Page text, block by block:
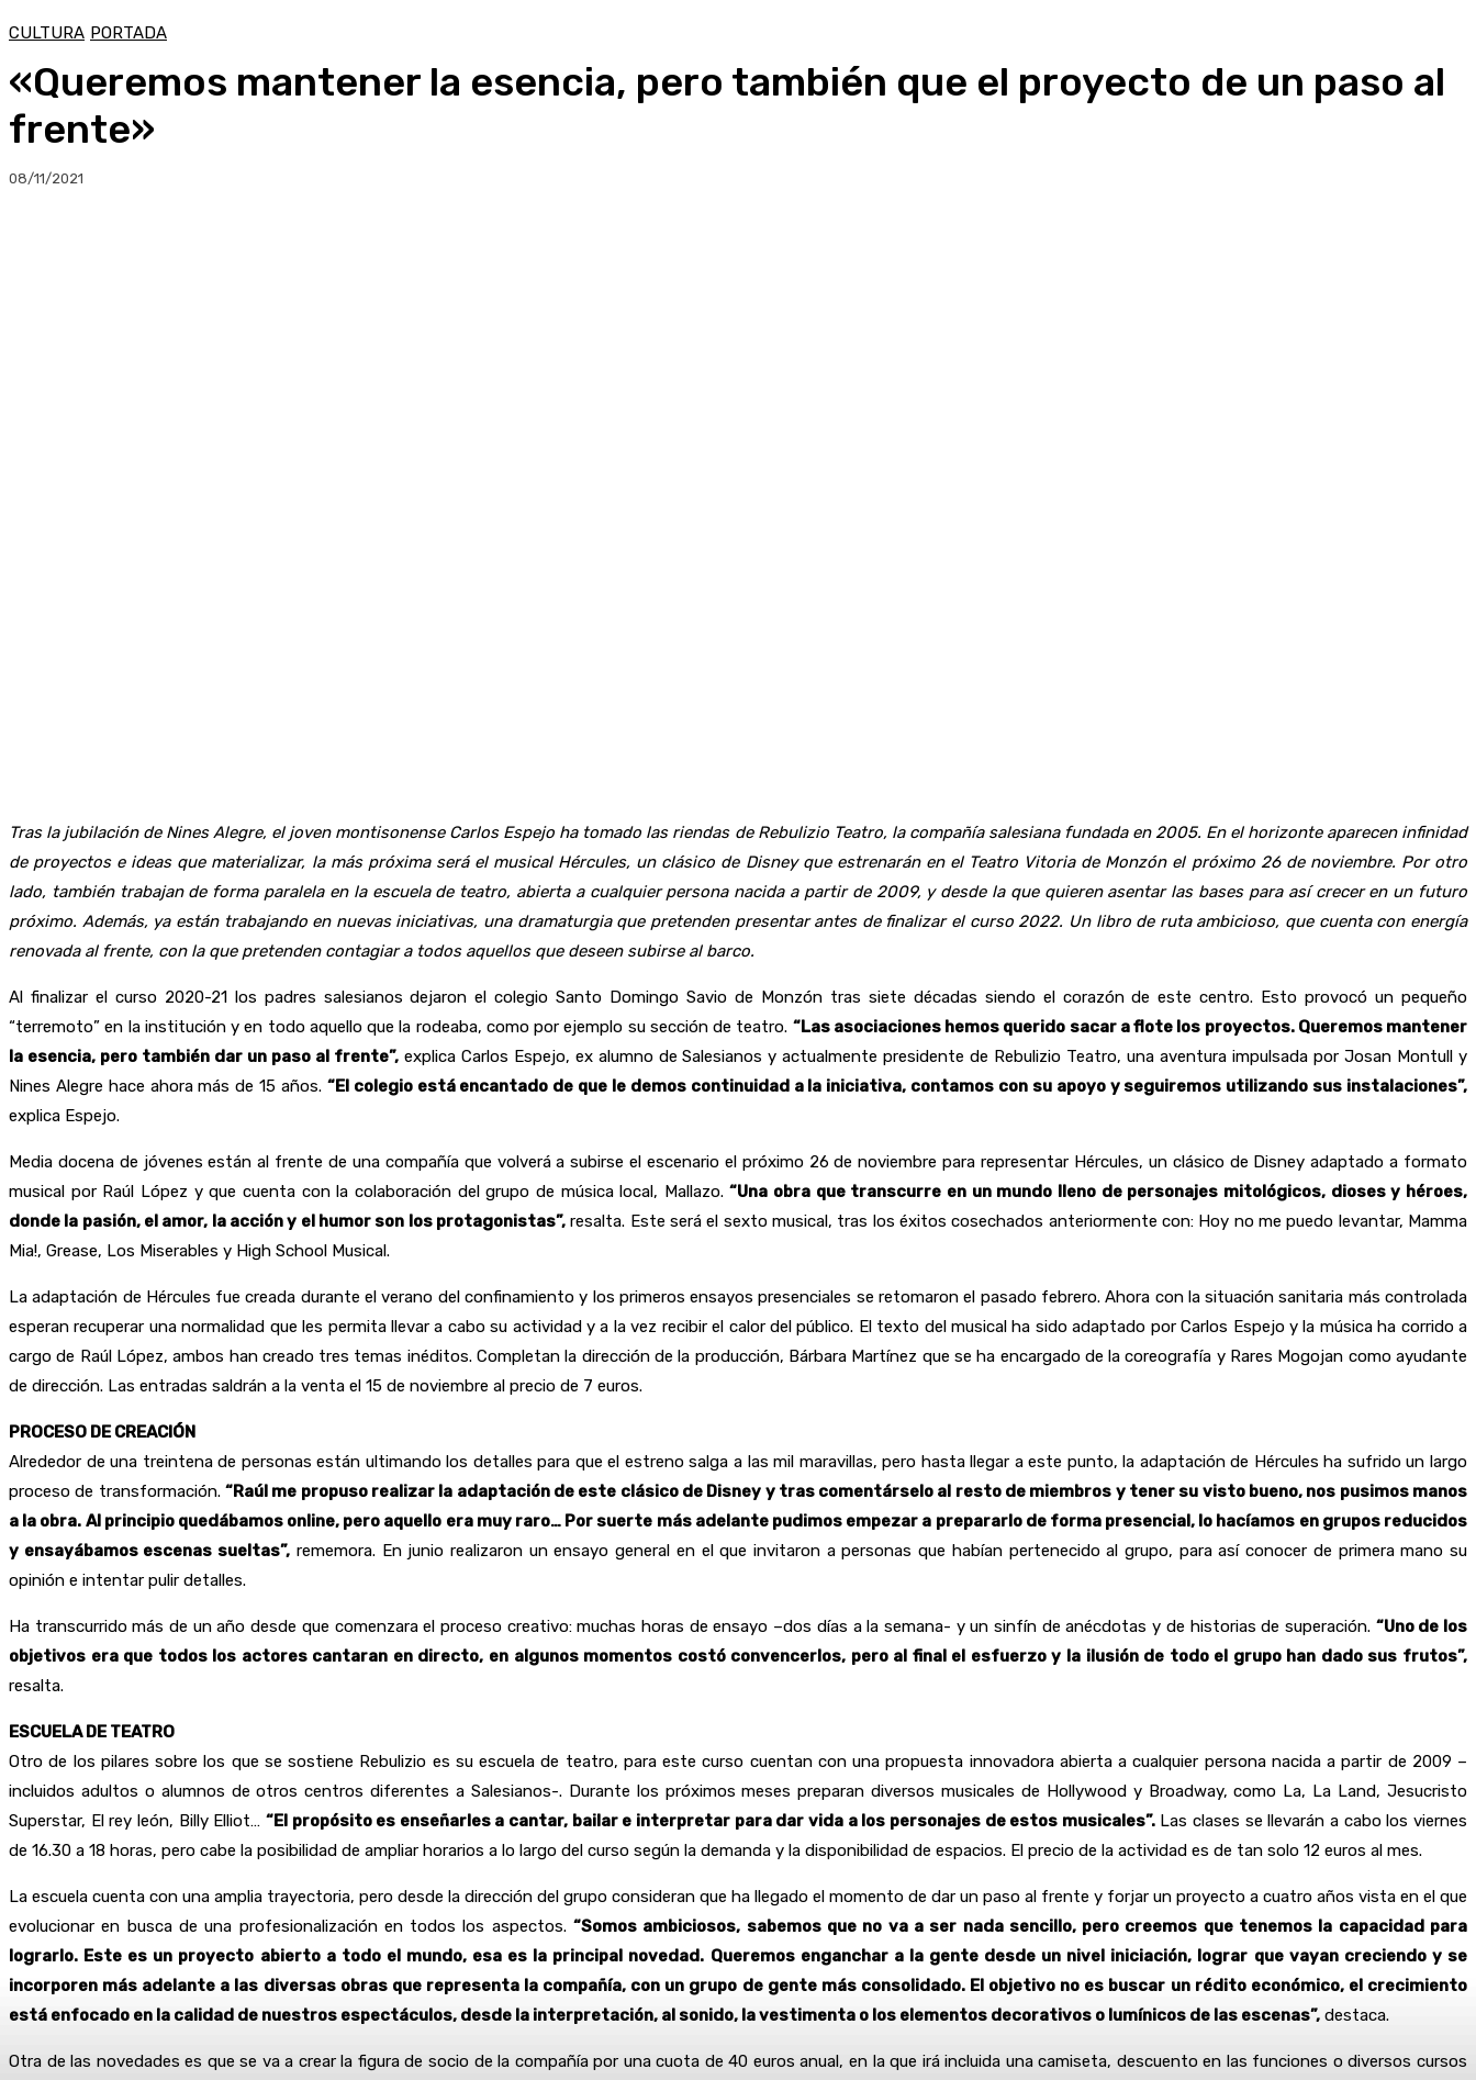
CULTURA PORTADA
«Queremos mantener la esencia, pero también que el proyecto de un paso al
frente»
08/11/2021
Tras la jubilación de Nines Alegre, el joven montisonense Carlos Espejo ha tomado las riendas de Rebulizio Teatro, la compañía salesiana fundada en 2005. En el horizonte aparecen infinidad
de proyectos e ideas que materializar, la más próxima será el musical Hércules, un clásico de Disney que estrenarán en el Teatro Vitoria de Monzón el próximo 26 de noviembre. Por otro
lado, también trabajan de forma paralela en la escuela de teatro, abierta a cualquier persona nacida a partir de 2009, y desde la que quieren asentar las bases para así crecer en un futuro
próximo. Además, ya están trabajando en nuevas iniciativas, una dramaturgia que pretenden presentar antes de finalizar el curso 2022. Un libro de ruta ambicioso, que cuenta con energía
renovada al frente, con la que pretenden contagiar a todos aquellos que deseen subirse al barco.
Al finalizar el curso 2020-21 los padres salesianos dejaron el colegio Santo Domingo Savio de Monzón tras siete décadas siendo el corazón de este centro. Esto provocó un pequeño
“terremoto” en la institución y en todo aquello que la rodeaba, como por ejemplo su sección de teatro. “Las asociaciones hemos querido sacar a flote los proyectos. Queremos mantener
la esencia, pero también dar un paso al frente”,explica Carlos Espejo, ex alumno de Salesianos y actualmente presidente de Rebulizio Teatro, una aventura impulsada por Josan Montull y
Nines Alegre hace ahora más de 15 años. “El colegio está encantado de que le demos continuidad a la iniciativa, contamos con su apoyo y seguiremos utilizando sus instalaciones”,
explica Espejo.
Media docena de jóvenes están al frente de una compañía que volverá a subirse el escenario el próximo 26 de noviembre para representar Hércules, un clásico de Disney adaptado a formato
musical por Raúl López y que cuenta con la colaboración del grupo de música local, Mallazo.“Una obra que transcurre en un mundo lleno de personajes mitológicos, dioses y héroes,
donde la pasión, el amor, la acción y el humor son los protagonistas”, resalta. Este será el sexto musical, tras los éxitos cosechados anteriormente con: Hoy no me puedo levantar, Mamma
Mia!, Grease, Los Miserables y High School Musical.
La adaptación de Hércules fue creada durante el verano del confinamiento y los primeros ensayos presenciales se retomaron el pasado febrero. Ahora con la situación sanitaria más controlada
esperan recuperar una normalidad que les permita llevar a cabo su actividad y a la vez recibir el calor del público. El texto del musical ha sido adaptado por Carlos Espejo y la música ha corrido a
cargo de Raúl López, ambos han creado tres temas inéditos. Completan la dirección de la producción, Bárbara Martínez que se ha encargado de la coreografía y Rares Mogojan como ayudante
de dirección. Las entradas saldrán a la venta el 15 de noviembre al precio de 7 euros.
PROCESO DE CREACIÓN
Alrededor de una treintena de personas están ultimando los detalles para que el estreno salga a las mil maravillas, pero hasta llegar a este punto, la adaptación de Hércules ha sufrido un largo
proceso de transformación. “Raúl me propuso realizar la adaptación de este clásico de Disney y tras comentárselo al resto de miembros y tener su visto bueno, nos pusimos manos
a la obra. Al principio quedábamos online, pero aquello era muy raro… Por suerte más adelante pudimos empezar a prepararlo de forma presencial, lo hacíamos en grupos reducidos
y ensayábamos escenas sueltas”, rememora. En junio realizaron un ensayo general en el que invitaron a personas que habían pertenecido al grupo, para así conocer de primera mano su
opinión e intentar pulir detalles.
Ha transcurrido más de un año desde que comenzara el proceso creativo: muchas horas de ensayo –dos días a la semana- y un sinfín de anécdotas y de historias de superación. “Uno de los
objetivos era que todos los actores cantaran en directo, en algunos momentos costó convencerlos, pero al final el esfuerzo y la ilusión de todo el grupo han dado sus frutos”,
resalta.
ESCUELA DE TEATRO
Otro de los pilares sobre los que se sostiene Rebulizio es su escuela de teatro, para este curso cuentan con una propuesta innovadora abierta a cualquier persona nacida a partir de 2009 –
incluidos adultos o alumnos de otros centros diferentes a Salesianos-. Durante los próximos meses preparan diversos musicales de Hollywood y Broadway, como La, La Land, Jesucristo
Superstar, El rey león, Billy Elliot… “El propósito es enseñarles a cantar, bailar e interpretar para dar vida a los personajes de estos musicales”.Las clases se llevarán a cabo los viernes
de 16.30 a 18 horas, pero cabe la posibilidad de ampliar horarios a lo largo del curso según la demanda y la disponibilidad de espacios. El precio de la actividad es de tan solo 12 euros al mes.
La escuela cuenta con una amplia trayectoria, pero desde la dirección del grupo consideran que ha llegado el momento de dar un paso al frente y forjar un proyecto a cuatro años vista en el que
evolucionar en busca de una profesionalización en todos los aspectos.“Somos ambiciosos, sabemos que no va a ser nada sencillo, pero creemos que tenemos la capacidad para
lograrlo. Este es un proyecto abierto a todo el mundo, esa es la principal novedad. Queremos enganchar a la gente desde un nivel iniciación, lograr que vayan creciendo y se
incorporen más adelante a las diversas obras que representa la compañía, con un grupo de gente más consolidado. El objetivo no es buscar un rédito económico, el crecimiento
está enfocado en la calidad de nuestros espectáculos, desde la interpretación, al sonido, la vestimenta o los elementos decorativos o lumínicos de las escenas”, destaca.
Otra de las novedades es que se va a crear la figura de socio de la compañía por una cuota de 40 euros anual, en la que irá incluida una camiseta, descuento en las funciones o diversos cursos